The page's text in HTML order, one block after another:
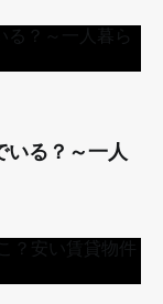
いる？～一人